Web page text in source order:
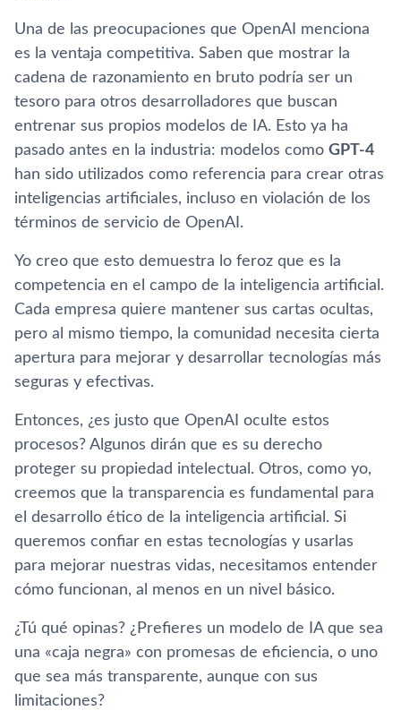
Una de las preocupaciones que OpenAI menciona
es la ventaja competitiva. Saben que mostrar la
cadena de razonamiento en bruto podría ser un
tesoro para otros desarrolladores que buscan
entrenar sus propios modelos de IA. Esto ya ha
pasado antes en la industria: modelos como GPT-4
han sido utilizados como referencia para crear otras
inteligencias artificiales, incluso en violación de los
términos de servicio de OpenAI.
Yo creo que esto demuestra lo feroz que es la
competencia en el campo de la inteligencia artificial.
Cada empresa quiere mantener sus cartas ocultas,
pero al mismo tiempo, la comunidad necesita cierta
apertura para mejorar y desarrollar tecnologías más
seguras y efectivas.
Entonces, ¿es justo que OpenAI oculte estos
procesos? Algunos dirán que es su derecho
proteger su propiedad intelectual. Otros, como yo,
creemos que la transparencia es fundamental para
el desarrollo ético de la inteligencia artificial. Si
queremos confiar en estas tecnologías y usarlas
para mejorar nuestras vidas, necesitamos entender
cómo funcionan, al menos en un nivel básico.
¿Tú qué opinas? ¿Prefieres un modelo de IA que sea
una «caja negra» con promesas de eficiencia, o uno
que sea más transparente, aunque con sus
limitaciones?